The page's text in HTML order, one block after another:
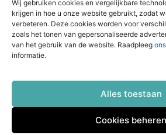
Wij gebruiken cookies en vergelijkbare
krijgen in hoe u onze website gebruikt, zodat
verbeteren. Deze cookies worden voor
zoals het tonen van gepersonaliseerde
van het gebruik van de website. Raadpleeg
informatie.
Alles toestaan
Cookies beheren
Dagelijks nieuwe inzichten
Artikelen vol kennis, inspiratie en